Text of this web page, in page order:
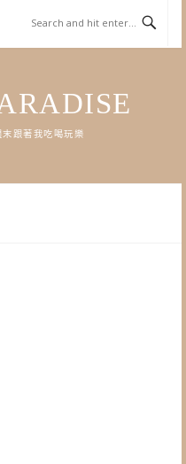
跟著我吃喝玩樂